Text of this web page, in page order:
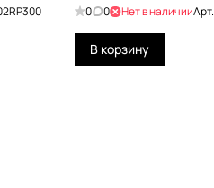
0 0 Нет в наличииАрт.
В корзину